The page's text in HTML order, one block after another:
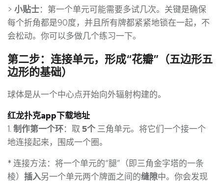
> 小贴士：第一个单元可能需要多试几次。关键是确保
每个折角都是90度，并且所有牌都紧紧地锁在一起，不
会松动。你可以多做几个练习一下。
第二步：连接单元，形成“花瓣”（五边形五
边形的基础）
球体是从一个中心点开始向外辐射构建的。
红龙扑克app下载地址
1. 制作第一个环：取 5个 三角单元。将它们一个接一个
地连接起来，围成一个圈。
* 连接方法：将一个单元的“腿”（即三角金字塔的一条
棱） 插入另一个单元两个牌面之间的缝隙中。你会发现